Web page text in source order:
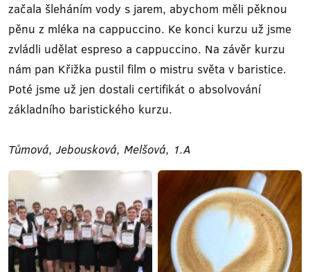
začala šleháním vody s jarem, abychom měli pěknou
pěnu z mléka na cappuccino. Ke konci kurzu už jsme
zvládli udělat espreso a cappuccino. Na závěr kurzu
nám pan Křižka pustil film o mistru světa v baristice.
Poté jsme už jen dostali certifikát o absolvování
základního baristického kurzu.
Tůmová, Jebousková, Melšová, 1.A